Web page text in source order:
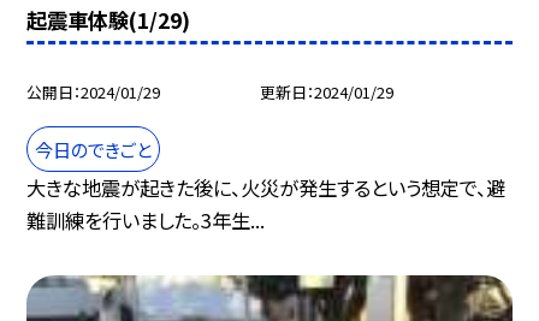
起震車体験(1/29)
公開日 2024/01/29 更新日 2024/01/29
今日のできごと
大きな地震が起きた後に、火災が発生するという想定で、避
難訓練を行いました。3年生...